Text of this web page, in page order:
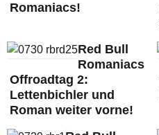
Romaniacs!
Red Bull
Romaniacs
Offroadtag 2:
Lettenbichler und
Roman weiter vorne!